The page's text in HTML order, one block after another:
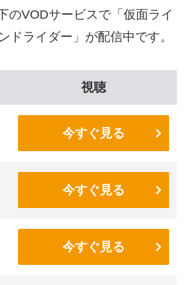
のVODサービスで「仮面ライ
ドライダー」が配信中です。
視聴
今すぐ見る
今すぐ見る
今すぐ見る